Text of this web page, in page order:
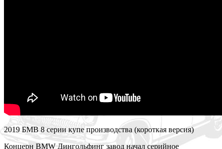
2019 БМВ 8 серии купе производства (короткая версия)
Концерн BMW Дингольфинг завод начал серийное